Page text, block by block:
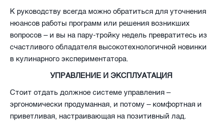
К руководству всегда можно обратиться для уточнения
нюансов работы программ или решения возникших
вопросов – и вы на пару-тройку недель превратитесь из
счастливого обладателя высокотехнологичной новинки
в кулинарного экспериментатора.
УПРАВЛЕНИЕ И ЭКСПЛУАТАЦИЯ
Стоит отдать должное системе управления –
эргономически продуманная, и потому – комфортная и
приветливая, настраивающая на позитивный лад.